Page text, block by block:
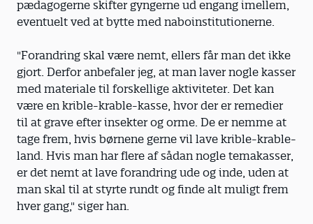
pædagogerne skifter gyngerne ud engang imellem,
eventuelt ved at bytte med naboinstitutionerne.
"Forandring skal være nemt, ellers får man det ikke
gjort. Derfor anbefaler jeg, at man laver nogle kasser
med materiale til forskellige aktiviteter. Det kan
være en krible-krable-kasse, hvor der er remedier
til at grave efter insekter og orme. De er nemme at
tage frem, hvis børnene gerne vil lave krible-krable-
land. Hvis man har flere af sådan nogle temakasser,
er det nemt at lave forandring ude og inde, uden at
man skal til at styrte rundt og finde alt muligt frem
hver gang," siger han.